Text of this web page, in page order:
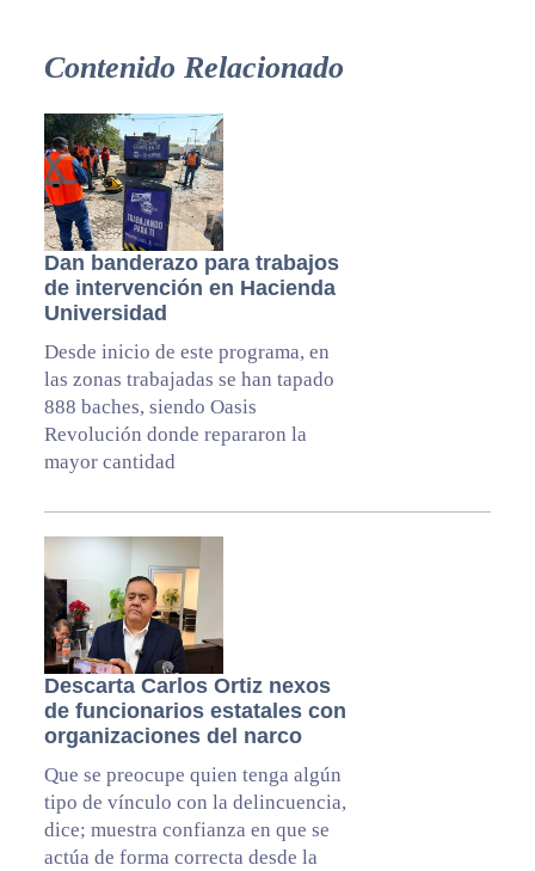
Contenido Relacionado
Dan banderazo para trabajos
de intervención en Hacienda
Universidad
Desde inicio de este programa, en
las zonas trabajadas se han tapado
888 baches, siendo Oasis
Revolución donde repararon la
mayor cantidad
Descarta Carlos Ortiz nexos
de funcionarios estatales con
organizaciones del narco
Que se preocupe quien tenga algún
tipo de vínculo con la delincuencia,
dice; muestra confianza en que se
actúa de forma correcta desde la